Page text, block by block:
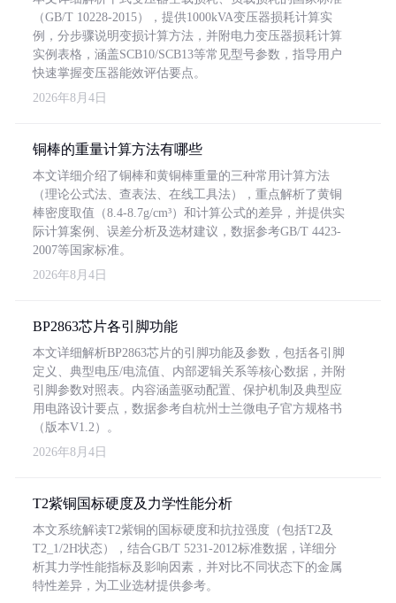
（GB/T 10228-2015），提供1000kVA变压器损耗计算实
例，分步骤说明变损计算方法，并附电力变压器损耗计算
实例表格，涵盖SCB10/SCB13等常见型号参数，指导用户
快速掌握变压器能效评估要点。
2026年8月4日
铜棒的重量计算方法有哪些
本文详细介绍了铜棒和黄铜棒重量的三种常用计算方法
（理论公式法、查表法、在线工具法），重点解析了黄铜
棒密度取值（8.4-8.7g/cm³）和计算公式的差异，并提供实
际计算案例、误差分析及选材建议，数据参考GB/T 4423-
2007等国家标准。
2026年8月4日
BP2863芯片各引脚功能
本文详细解析BP2863芯片的引脚功能及参数，包括各引脚
定义、典型电压/电流值、内部逻辑关系等核心数据，并附
引脚参数对照表。内容涵盖驱动配置、保护机制及典型应
用电路设计要点，数据参考自杭州士兰微电子官方规格书
（版本V1.2）。
2026年8月4日
T2紫铜国标硬度及力学性能分析
本文系统解读T2紫铜的国标硬度和抗拉强度（包括T2及
T2_1/2H状态），结合GB/T 5231-2012标准数据，详细分
析其力学性能指标及影响因素，并对比不同状态下的金属
特性差异，为工业选材提供参考。